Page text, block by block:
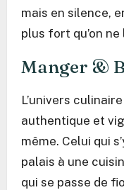
mais en silence,
plus fort qu’on
Manger &
L’univers
authentique et
même. Celui qui
palais à une
qui se passe de